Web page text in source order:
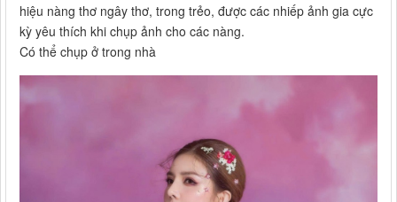
hiệu nàng thơ ngây thơ, trong trẻo, được các nhiếp ảnh gia cực
kỳ yêu thích khi chụp ảnh cho các nàng.
Có thể chụp ở trong nhà